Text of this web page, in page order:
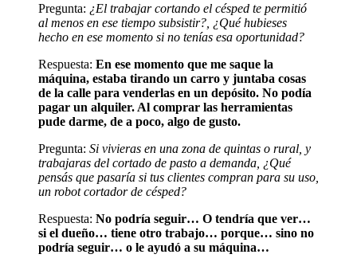
Pregunta: ¿El trabajar cortando el césped te permitió
al menos en ese tiempo subsistir?, ¿Qué hubieses
hecho en ese momento si no tenías esa oportunidad?
Respuesta: En ese momento que me saque la
máquina, estaba tirando un carro y juntaba cosas
de la calle para venderlas en un depósito. No podía
pagar un alquiler. Al comprar las herramientas
pude darme, de a poco, algo de gusto.
Pregunta: Si vivieras en una zona de quintas o rural, y
trabajaras del cortado de pasto a demanda, ¿Qué
pensás que pasaría si tus clientes compran para su uso,
un robot cortador de césped?
Respuesta: No podría seguir… O tendría que ver…
si el dueño… tiene otro trabajo… porque… sino no
podría seguir… o le ayudó a su máquina…